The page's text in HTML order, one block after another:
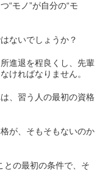
“モノ”が自分の“モ
ないでしょうか？
進退を程良くし、先輩
ければなりません。
、習う人の最初の資格
が、そもそもないのか
との最初の条件で、そ